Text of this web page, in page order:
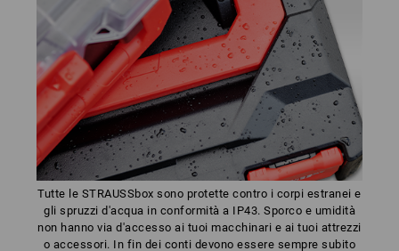
Tutte le STRAUSSbox sono protette contro i corpi estranei e
gli spruzzi d'acqua in conformità a IP43. Sporco e umidità
non hanno via d'accesso ai tuoi macchinari e ai tuoi attrezzi
o accessori. In fin dei conti devono essere sempre subito